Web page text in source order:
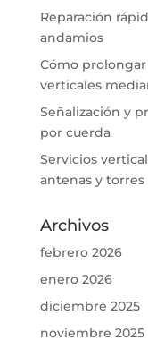
Reparación
andamios
Cómo
verticales
Señalización y
por cuerda
Servicios
antenas y torres
Archivos
febrero 2026
enero 2026
diciembre 2025
noviembre 2025